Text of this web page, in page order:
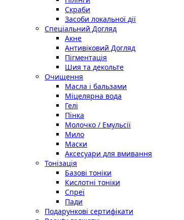
Скраби
Засоби локальної дії
Спеціальний Догляд
Акне
Антивіковий Догляд
Пігментація
Шия та декольте
Очищення
Масла і бальзами
Міцелярна вода
Гелі
Пінка
Молочко / Емульсії
Мило
Маски
Аксесуари для вмивання
Тонізація
Базові тоніки
Кислотні тоніки
Спреї
Пади
Подарункові сертифікати